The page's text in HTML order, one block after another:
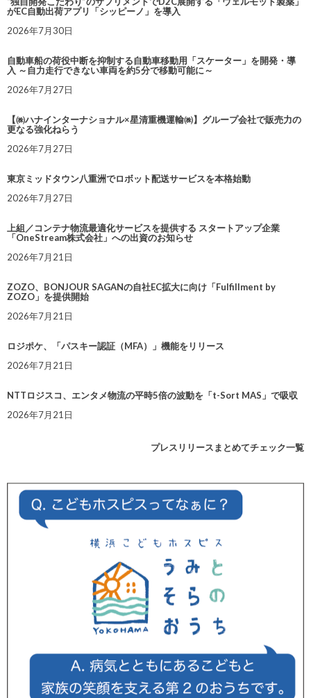
がEC自動出荷アプリ「シッピーノ」を導入
2026年7月30日
自動車船の荷役中断を抑制する自動車移動用「スケーター」を開発・導
入 ～自力走行できない車両を約5分で移動可能に～
2026年7月27日
【㈱ハナインターナショナル×星清重機運輸㈱】グループ会社で販売力の
更なる強化ねらう
2026年7月27日
東京ミッドタウン八重洲でロボット配送サービスを本格始動
2026年7月27日
上組／コンテナ物流最適化サービスを提供する スタートアップ企業
「OneStream株式会社」への出資のお知らせ
2026年7月21日
ZOZO、BONJOUR SAGANの自社EC拡大に向け「Fulfillment by
ZOZO」を提供開始
2026年7月21日
ロジポケ、「パスキー認証（MFA）」機能をリリース
2026年7月21日
NTTロジスコ、エンタメ物流の平時5倍の波動を「t-Sort MAS」で吸収
2026年7月21日
プレスリリースまとめてチェック一覧